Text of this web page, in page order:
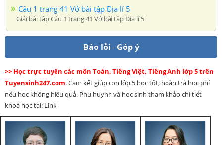
Câu 1 trang 41 Vở bài tập Địa lí 5
Giải bài tập Câu 1 trang 41 Vở bài tập Địa lí 5
Báo lỗi - Góp ý
>> Học trực tuyến các môn Toán, Tiếng Việt, Tiếng Anh lớp 5 trên
Tuyensinh247.com. Cam kết giúp con lớp 5 học tốt, hoàn trả học phí
nếu học không hiệu quả. Phụ huynh và học sinh tham khảo chi tiết
khoá học tại: Link